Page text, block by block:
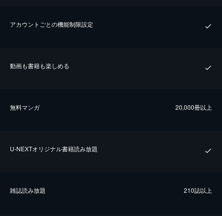
アカウントごとの機能制限設定
動画も書籍も楽しめる
無料マンガ 20,000冊以上
U-NEXTオリジナル書籍読み放題
雑誌読み放題 210誌以上